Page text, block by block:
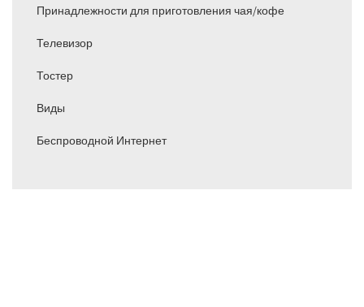
Принадлежности для приготовления чая/кофе
Телевизор
Тостер
Виды
Беспроводной Интернет